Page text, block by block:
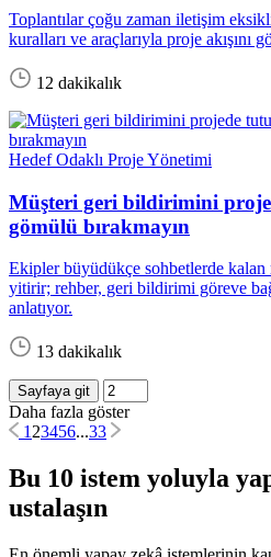
Toplantılar çoğu zaman iletişim
kuralları ve araçlarıyla proje akışını
12 dakikalık
Hedef Odaklı Proje Yönetimi
Müşteri geri bildirimini
gömülü bırakmayın
Ekipler büyüdükçe sohbetlerde kalan
yitirir; rehber, geri bildirimi göreve
anlatıyor.
13 dakikalık
Sayfaya git
Daha fazla göster
1 23456...33
Bu 10 istem yoluyla
ustalaşın